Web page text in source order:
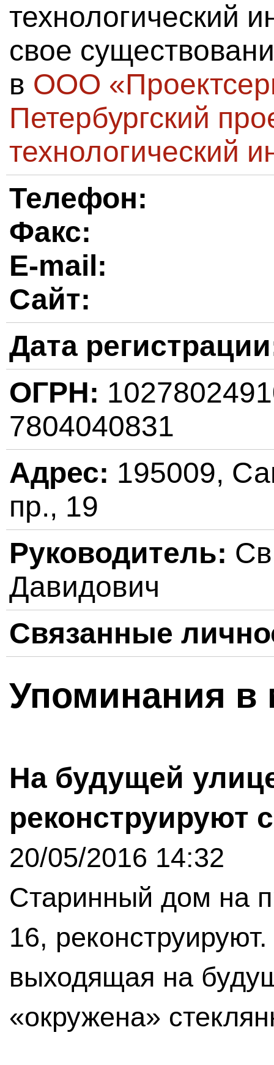
технологический
свое
в ООО
Петербургский
технологический
Телефон:
Факс:
E-mail:
Сайт:
Дата
ОГРН:
7804040831
Адрес: 195009,
пр., 19
Руководитель:
Давидович
Связанные
Упоминания в
На будущей
реконструируют
20/05/2016 14:32
Старинный дом на
16,
выходящая на
«окружена»